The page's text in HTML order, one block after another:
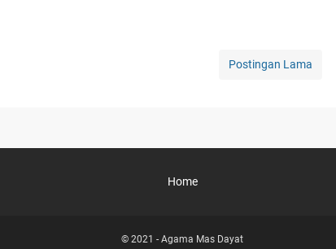
Postingan Lama
Home
© 2021 - Agama Mas Dayat